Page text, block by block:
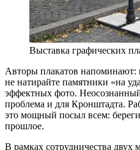
Выставка графических
Авторы плакатов напоминают:
не натирайте памятники «на
эффектных фото.
проблема и для Кронштадта.
это мощный посыл всем:
прошлое.
В рамках сотрудничества двух